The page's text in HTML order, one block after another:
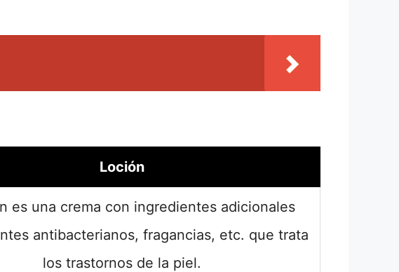
Loción
es una crema con ingredientes adicionales
antibacterianos, fragancias, etc. que trata
los trastornos de la piel.